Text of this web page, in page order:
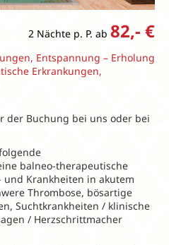
2 Nächte p. P. ab 82,- €
Entspannung – Erholung
Erkrankungen,
der Buchung bei uns oder bei
balneo-therapeutische
Krankheiten in akutem
Thrombose, bösartige
Suchtkrankheiten / klinische
/ Herzschrittmacher